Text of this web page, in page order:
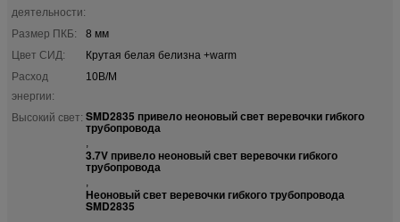
деятельности:
Размер ПКБ:
8 мм
Цвет СИД:
Крутая белая белизна +warm
Расход
энергии:
10В/М
Высокий свет: SMD2835 привело неоновый свет веревочки гибкого
трубопровода
,
3.7V привело неоновый свет веревочки гибкого
трубопровода
,
Неоновый свет веревочки гибкого трубопровода
SMD2835